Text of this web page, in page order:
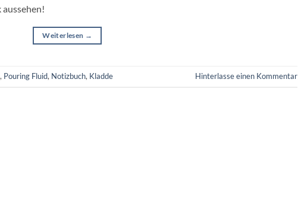
Weiterlesen →
, Pouring Fluid, Notizbuch, Kladde Hinterlasse einen Kommentar